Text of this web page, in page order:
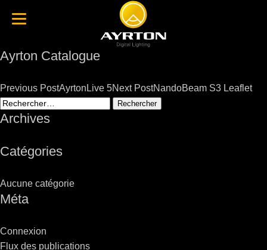
Ayrton Catalogue
Post
navigation
Previous PostAyrtonLive 5Next PostNandoBeam S3 Leaflet
Rechercher :
Archives
Catégories
Aucune catégorie
Méta
Connexion
Flux des publications